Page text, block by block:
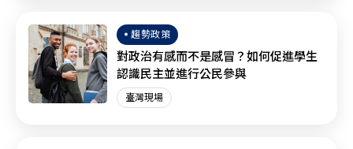
趨勢政策
對政治有感而不是感冒？如何促進學生
認識民主並進行公民參與
臺灣現場